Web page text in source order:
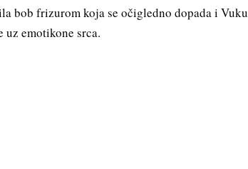
bob frizurom koja se očigledno dopada i Vuku
emotikone srca.